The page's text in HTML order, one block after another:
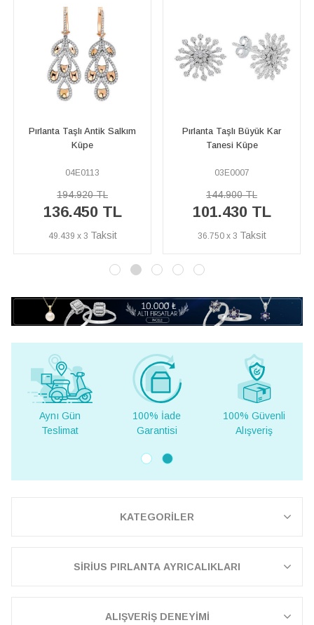
Pırlanta Taşlı Büyük Kar
Tanesi Küpe
03E0007
144.900 TL
101.430 TL
36.750 x 3
Pırlanta Taşlı Defne Dalı Küpe
41E0004
İNDİRİM
193.200 TL
115.920 TL
42.000 x 3
100% İade
Garantisi
100% Güvenli
Alışveriş
Yurt Dışına
Teslimat
KATEGORİLER
SİRİUS PIRLANTA AYRICALIKLARI
ALIŞVERİŞ DENEYİMİ